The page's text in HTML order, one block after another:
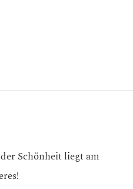
Schönheit liegt am